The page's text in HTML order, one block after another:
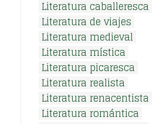
Literatura caballeresca
Literatura de viajes
Literatura medieval
Literatura mística
Literatura picaresca
Literatura realista
Literatura renacentista
Literatura romántica